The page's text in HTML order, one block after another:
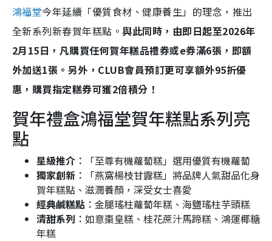
鴻福堂今年延續「優質食材、健康養生」的理念，推出
全新系列新春賀年糕點。 與此同時，由即日起至2026年
2月15日，凡購買任何賀年糕品禮券或e券滿6張，即額
外加送1張。另外，CLUB會員預訂更可享額外95折優
惠，購買指定糕券可獲2倍積分！
賀年禮盒鴻福堂賀年糕點系列亮
點
星級推介︰
「至尊有機蘿蔔糕」選用優質有機蘿蔔
獨家創新︰
「燕窩楊枝甘露糕」將品牌人氣甜品化身
賀年糕點、滋潤養顏，深受女士喜愛
經典鹹糕點︰ 金腿瑤柱蘿蔔年糕、海鹽瑤柱芋頭糕
清甜系列︰ 如意棗皇糕、桂花蔗汁馬蹄糕、鴻運椰糖
年糕